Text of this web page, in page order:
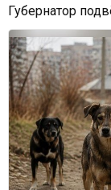
Губернатор